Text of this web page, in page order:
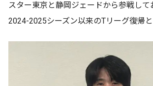
スター東京と静岡ジェードから参戦して
2024-2025シーズン以来のTリーグ復帰と